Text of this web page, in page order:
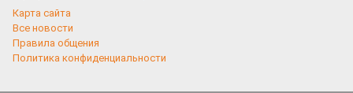
Карта сайта
Все новости
Правила общения
Политика конфиденциальности